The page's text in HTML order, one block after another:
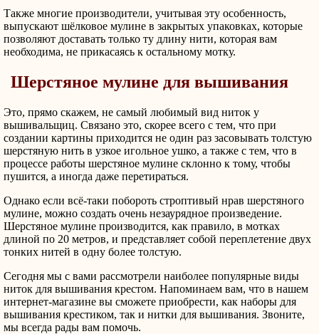
Также многие производители, учитывая эту особенность,
выпускают шёлковое мулине в закрытых упаковках, которые
позволяют доставать только ту длину нити, которая вам
необходима, не прикасаясь к остальному мотку.
Шерстяное мулине для вышивания
Это, прямо скажем, не самый любимый вид ниток у
вышивальщиц. Связано это, скорее всего с тем, что при
создании картины приходится не один раз засовывать толстую
шерстяную нить в узкое игольное ушко, а также с тем, что в
процессе работы шерстяное мулине склонно к тому, чтобы
пушится, а иногда даже перетираться.
Однако если всё-таки побороть строптивый нрав шерстяного
мулине, можно создать очень незаурядное произведение.
Шерстяное мулине производится, как правило, в мотках
длиной по 20 метров, и представляет собой переплетение двух
тонких нитей в одну более толстую.
Сегодня мы с вами рассмотрели наиболее популярные виды
ниток для вышивания крестом. Напоминаем вам, что в нашем
интернет-магазине вы сможете приобрести, как наборы для
вышивания крестиком, так и нитки для вышивания. Звоните,
мы всегда рады вам помочь.